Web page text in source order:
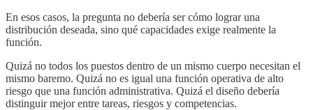
En esos casos, la pregunta no debería ser cómo lograr una
distribución deseada, sino qué capacidades exige realmente la
función.
Quizá no todos los puestos dentro de un mismo cuerpo necesitan el
mismo baremo. Quizá no es igual una función operativa de alto
riesgo que una función administrativa. Quizá el diseño debería
distinguir mejor entre tareas, riesgos y competencias.